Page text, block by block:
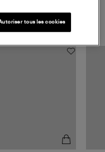
tous les cookies